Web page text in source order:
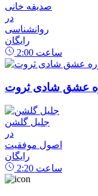
صدیقه خانی
در
روانشناسی
رایگان
2:00 ساعت
عشق شادی ثروت
جلیل گلشن
در
اصول موفقیت
رایگان
2:20 ساعت